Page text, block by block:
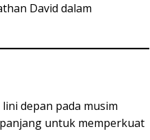
David dalam
depan pada musim
untuk memperkuat